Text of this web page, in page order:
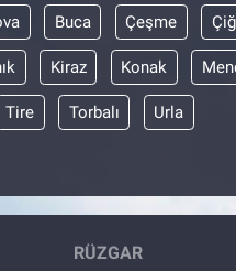
Buca Çeşme
Kiraz Konak
Tire Torbalı Urla
RÜZGAR